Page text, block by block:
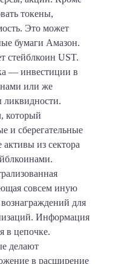
токены,
Это может
бумаги Амазон.
стейблкоин UST.
— инвестиции в
или же
ликвидности.
который
и сберегательные
из сектора
совсем иную
для
Информация
в цепочке.
делают
в расширение